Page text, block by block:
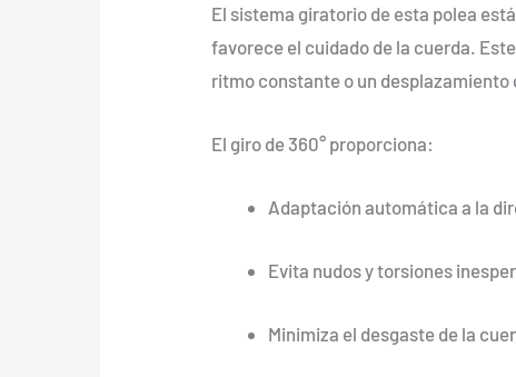
El sistema giratorio de esta polea
favorece el cuidado de la cuerda.
ritmo constante o un desplazamiento
El giro de 360° proporciona:
Adaptación automática a la
Evita nudos y torsiones
Minimiza el desgaste de la